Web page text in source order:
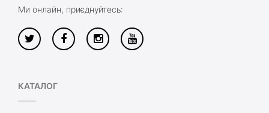
Ми онлайн, приєднуйтесь:
КАТАЛОГ